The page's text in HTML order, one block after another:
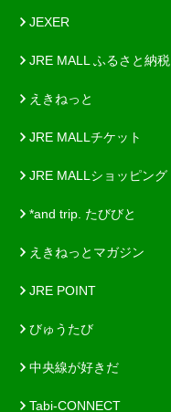
JEXER
JRE MALL ふるさと納税
えきねっと
JRE MALLチケット
JRE MALLショッピング
*and trip. たびびと
えきねっとマガジン
JRE POINT
びゅうたび
中央線が好きだ
Tabi-CONNECT